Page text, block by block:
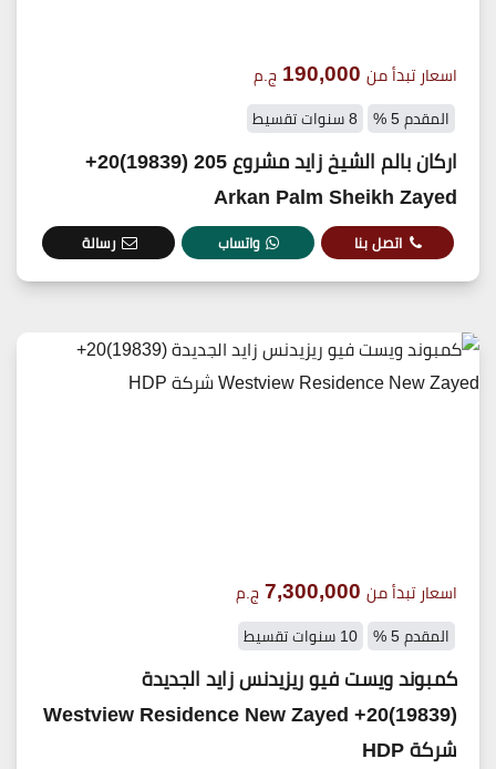
اسعار تبدأ من 190,000 ج.م
المقدم 5 % 8 سنوات تقسيط
اركان بالم الشيخ زايد مشروع 205 (19839)20+
Arkan Palm Sheikh Zayed
اتصل بنا واتساب رسالة
اسعار تبدأ من 7,300,000 ج.م
المقدم 5 % 10 سنوات تقسيط
كمبوند ويست فيو ريزيدنس زايد الجديدة
(19839)20+ Westview Residence New Zayed
شركة HDP